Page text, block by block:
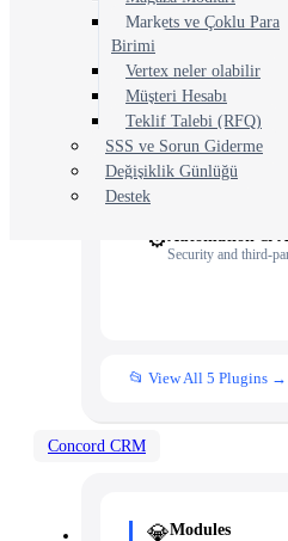
📂 View All 40+
Rise CRM
🧩
⚙️
Security and third-
📂 View All 5 Plugins →
Concord CRM
💎Modules
Markets ve Çoklu Para
Birimi
Vertex neler olabilir
Müşteri Hesabı
Teklif Talebi (RFQ)
SSS ve Sorun Giderme
Değişiklik Günlüğü
Destek